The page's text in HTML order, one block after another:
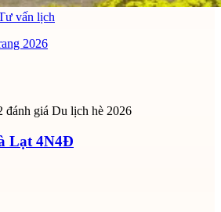
vấn lịch
2026
đánh giá Du lịch hè 2026
Lạt 4N4Đ